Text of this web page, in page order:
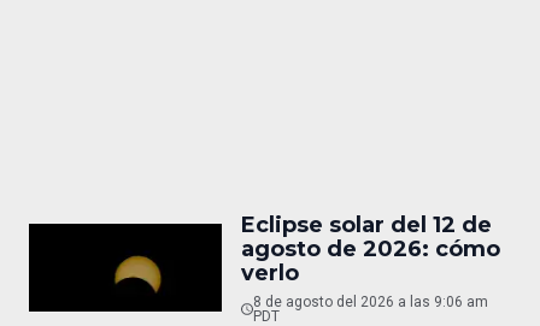
Eclipse solar del 12 de
agosto de 2026: cómo
verlo
8 de agosto del 2026 a las 9:06 am
PDT